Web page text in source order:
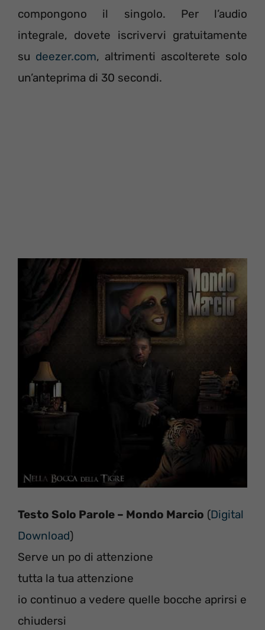
compongono il singolo. Per l’audio
integrale, dovete iscrivervi gratuitamente
su deezer.com, altrimenti ascolterete solo
un’anteprima di 30 secondi.
Testo Solo Parole – Mondo Marcio (Digital
Download)
Serve un po di attenzione
tutta la tua attenzione
io continuo a vedere quelle bocche aprirsi e
chiudersi